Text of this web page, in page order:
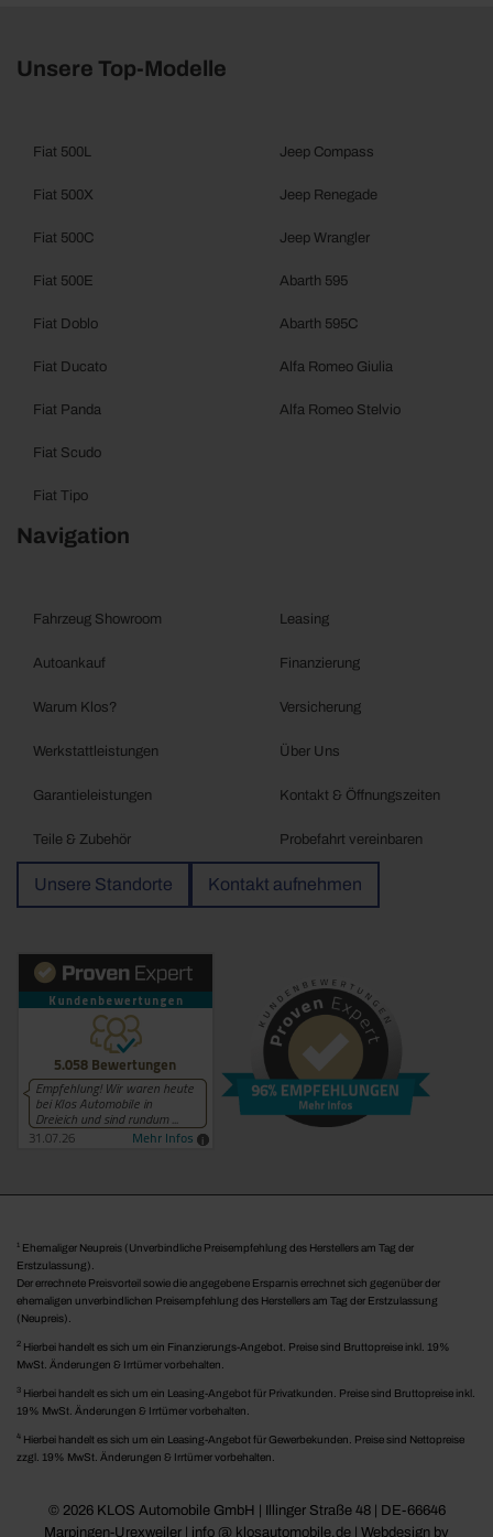
Unsere Top-Modelle
Fiat 500L
Fiat 500X
Fiat 500C
Fiat 500E
Fiat Doblo
Fiat Ducato
Fiat Panda
Fiat Scudo
Fiat Tipo
Jeep Compass
Jeep Renegade
Jeep Wrangler
Abarth 595
Abarth 595C
Alfa Romeo Giulia
Alfa Romeo Stelvio
Navigation
Fahrzeug Showroom
Autoankauf
Warum Klos?
Werkstattleistungen
Garantieleistungen
Teile & Zubehör
Leasing
Finanzierung
Versicherung
Über Uns
Kontakt & Öffnungszeiten
Probefahrt vereinbaren
Unsere Standorte Kontakt aufnehmen
1 Ehemaliger Neupreis (Unverbindliche Preisempfehlung des Herstellers am Tag der
Erstzulassung).
Der errechnete Preisvorteil sowie die angegebene Ersparnis errechnet sich gegenüber der
ehemaligen unverbindlichen Preisempfehlung des Herstellers am Tag der Erstzulassung
(Neupreis).
2 Hierbei handelt es sich um ein Finanzierungs-Angebot. Preise sind Bruttopreise inkl. 19%
MwSt. Änderungen & Irrtümer vorbehalten.
3 Hierbei handelt es sich um ein Leasing-Angebot für Privatkunden. Preise sind Bruttopreise inkl.
19% MwSt. Änderungen & Irrtümer vorbehalten.
4 Hierbei handelt es sich um ein Leasing-Angebot für Gewerbekunden. Preise sind Nettopreise
zzgl. 19% MwSt. Änderungen & Irrtümer vorbehalten.
© 2026 KLOS Automobile GmbH | Illinger Straße 48 | DE-66646
Marpingen-Urexweiler | info @ klosautomobile.de | Webdesign by